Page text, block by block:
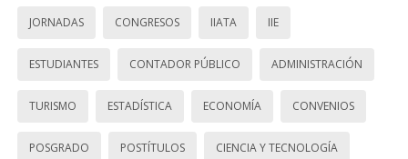
JORNADAS CONGRESOS IIATA IIE
ESTUDIANTES CONTADOR PÚBLICO ADMINISTRACIÓN
TURISMO ESTADÍSTICA ECONOMÍA CONVENIOS
POSGRADO POSTÍTULOS CIENCIA Y TECNOLOGÍA